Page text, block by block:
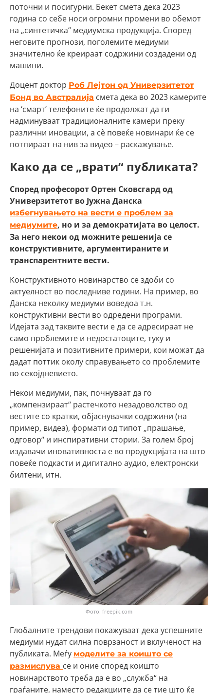
поточни и посигурни. Бекет смета дека 2023
година со себе носи огромни промени во обемот
на „синтетичка“ медиумска продукција. Според
неговите прогнози, поголемите медиуми
значително ќе креираат содржини создадени од
машини.
Доцент доктор Роб Лејтон од Универзитетот
Бонд во Австралија смета дека во 2023 камерите
на ‘смарт’ телефоните ќе продолжат да ги
надминуваат традиционалните камери преку
различни иновации, а сè повеќе новинари ќе се
потпираат на нив за видео – раскажување.
Како да се „врати“ публиката?
Според професорот Ортен Сковсгард од
Универзитетот во Јужна Данска
избегнувањето на вести е проблем за
медиумите, но и за демократијата во целост.
За него некои од можните решенија се
конструктивните, аргументираните и
транспарентните вести.
Конструктивното новинарство се здоби со
актуелност во последниве години. На пример, во
Данска неколку медиуми воведоа т.н.
конструктивни вести во одредени програми.
Идејата зад таквите вести е да се адресираат не
само проблемите и недостатоците, туку и
решенијата и позитивните примери, кои можат да
дадат поттик околу справувањето со проблемите
во секојдневието.
Некои медиуми, пак, почнуваат да го
„компензираат“ растечкото незадоволство од
вестите со кратки, објаснувачки содржини (на
пример, видеа), формати од типот „прашање,
одговор“ и инспиративни стории. За голем број
издавачи иновативноста е во продукцијата на што
повеќе подкасти и дигитално аудио, електронски
билтени, итн.
Фото: freepik.com
Глобалните трендови покажуваат дека успешните
медиуми нудат силна поврзаност и вклученост на
публиката. Меѓу моделите за коишто се
размислува се и оние според коишто
новинарството треба да е во „служба“ на
граѓаните, наместо редакциите да се тие што ќе